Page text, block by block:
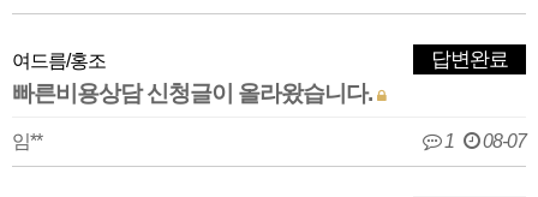
여드름/홍조
빠른비용상담 신청글이 올라왔습니다.
답변완료
임** 1 08-07